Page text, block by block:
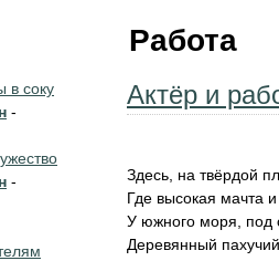
Работа
Актёр и
Здесь, на твёрдой
Где высокая мачта и
У южного моря, под
Деревянный
соку
-
-